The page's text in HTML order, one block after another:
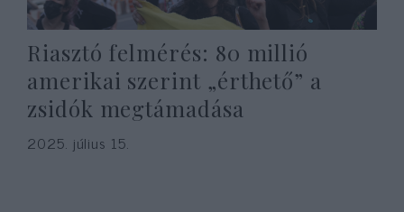
Riasztó felmérés: 80 millió
amerikai szerint „érthető” a
zsidók megtámadása
2025. július 15.